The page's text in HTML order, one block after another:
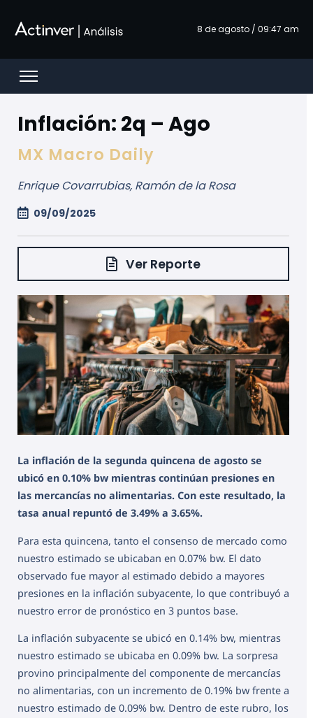
8 de agosto / 09:47 am
Open menu
Inflación: 2q – Ago
MX Macro Daily
Enrique Covarrubias, Ramón de la Rosa
09/09/2025
Ver Reporte
La inflación de la segunda quincena de agosto se
ubicó en 0.10% bw mientras continúan presiones en
las mercancías no alimentarias. Con este resultado, la
tasa anual repuntó de 3.49% a 3.65%.
Para esta quincena, tanto el consenso de mercado como
nuestro estimado se ubicaban en 0.07% bw. El dato
observado fue mayor al estimado debido a mayores
presiones en la inflación subyacente, lo que contribuyó a
nuestro error de pronóstico en 3 puntos base.
La inflación subyacente se ubicó en 0.14% bw, mientras
nuestro estimado se ubicaba en 0.09% bw. La sorpresa
provino principalmente del componente de mercancías
no alimentarias, con un incremento de 0.19% bw frente a
nuestro estimado de 0.09% bw. Dentro de este rubro, los